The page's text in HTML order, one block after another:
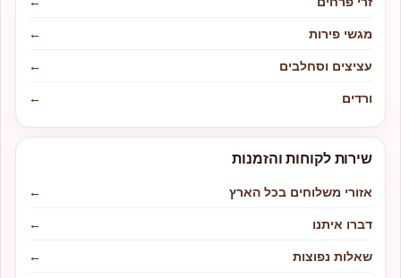
מגשי פירות
←
עציצים וסחלבים
←
ורדים
←
שירות לקוחות והזמנות
אזורי משלוחים בכל הארץ
←
דברו איתנו
←
שאלות נפוצות
←